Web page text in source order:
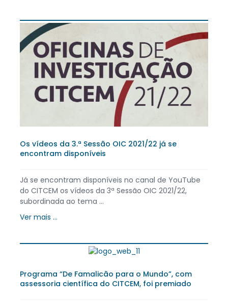
Os vídeos da 3.ª Sessão OIC 2021/22 já se
encontram disponíveis
Já se encontram disponíveis no canal de YouTube
do CITCEM os vídeos da 3ª Sessão OIC 2021/22,
subordinada ao tema ...
Ver mais ...
Programa “De Famalicão para o Mundo”, com
assessoria científica do CITCEM, foi premiado